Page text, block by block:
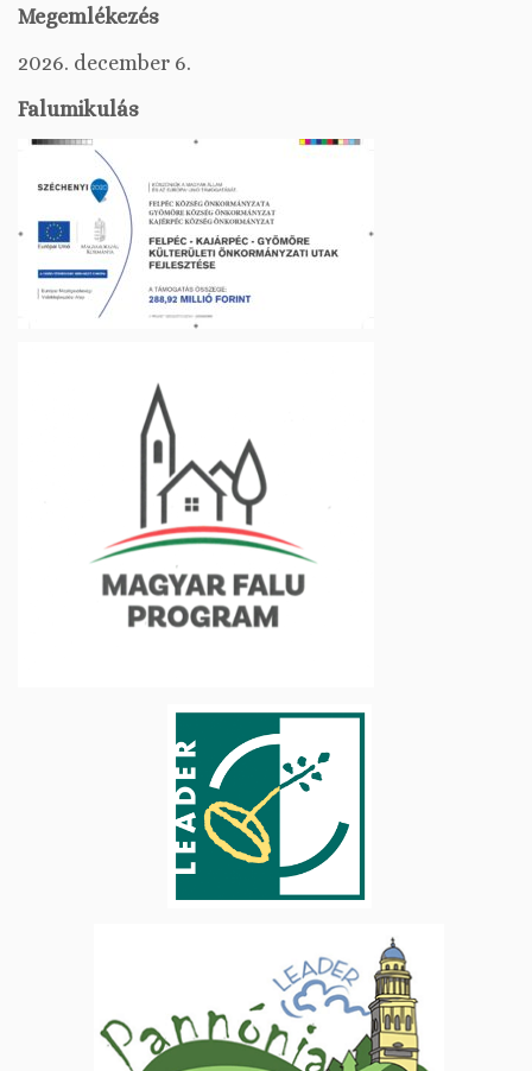
Megemlékezés
2026. december 6.
Falumikulás